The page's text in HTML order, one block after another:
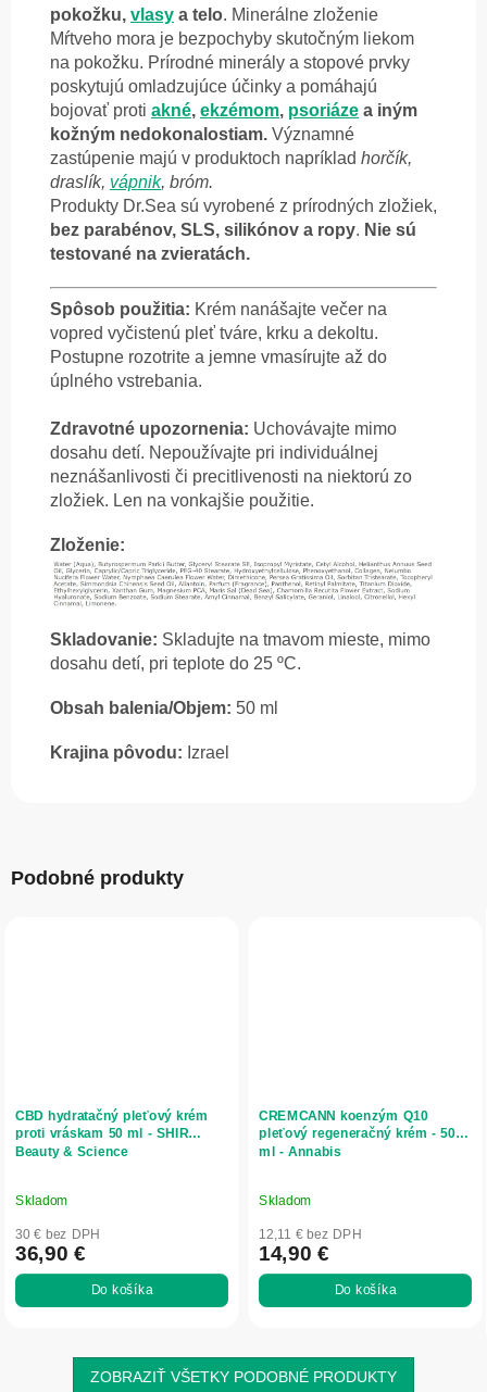
pokožku, vlasy a telo. Minerálne zloženie
Mŕtveho mora je bezpochyby skutočným liekom
na pokožku. Prírodné minerály a stopové prvky
poskytujú omladzujúce účinky a pomáhajú
bojovať proti akné, ekzémom, psoriáze a iným
kožným nedokonalostiam. Významné
zastúpenie majú v produktoch napríklad horčík,
draslík, vápnik, bróm.
Produkty Dr.Sea sú vyrobené z prírodných zložiek,
bez parabénov, SLS, silikónov a ropy. Nie sú
testované na zvieratách.
Spôsob použitia: Krém nanášajte večer na
vopred vyčistenú pleť tváre, krku a dekoltu.
Postupne rozotrite a jemne vmasírujte až do
úplného vstrebania.
Zdravotné upozornenia: Uchovávajte mimo
dosahu detí. Nepoužívajte pri individuálnej
neznášanlivosti či precitlivenosti na niektorú zo
zložiek. Len na vonkajšie použitie.
Zloženie:
Skladovanie: Skladujte na tmavom mieste, mimo
dosahu detí, pri teplote do 25 ºC.
Obsah balenia/Objem: 50 ml
Krajina pôvodu: Izrael
Podobné produkty
CBD hydratačný pleťový krém
proti vráskam 50 ml - SHIR
Beauty & Science
Skladom
30 € bez DPH
36,90 €
Do košíka
CREMCANN koenzým Q10
pleťový regeneračný krém - 50
ml - Annabis
Skladom
12,11 € bez DPH
14,90 €
Do košíka
ZOBRAZIŤ VŠETKY PODOBNÉ PRODUKTY